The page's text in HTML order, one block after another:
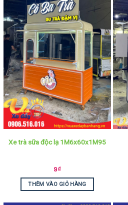
Xe trà sữa độc lạ 1M6x60x1M95
9₫
THÊM VÀO GIỎ HÀNG